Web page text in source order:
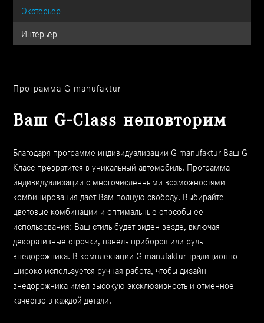
Экстерьер
Интерьер
Программа G manufaktur
Ваш G-Class неповторим
Благодаря программе индивидуализации G manufaktur Ваш G-
Класс превратится в уникальный автомобиль. Программа
индивидуализации с многочисленными возможностями
комбинирования дает Вам полную свободу. Выбирайте
цветовые комбинации и оптимальные способы ее
использования: Ваш стиль будет виден везде, включая
декоративные строчки, панель приборов или руль
внедорожника. В комплектации G manufaktur традиционно
широко используется ручная работа, чтобы дизайн
внедорожника имел высокую эксклюзивность и отменное
качество в каждой детали.